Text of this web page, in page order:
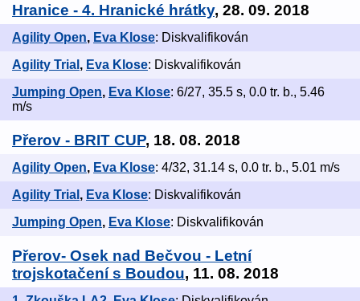
Hranice - 4. Hranické hrátky, 28. 09. 2018
Agility Open, Eva Klose: Diskvalifikován
Agility Trial , Eva Klose: Diskvalifikován
Jumping Open, Eva Klose: 6/27, 35.5 s, 0.0 tr. b., 5.46
m/s
Přerov - BRIT CUP, 18. 08. 2018
Agility Open, Eva Klose: 4/32, 31.14 s, 0.0 tr. b., 5.01 m/s
Agility Trial , Eva Klose: Diskvalifikován
Jumping Open, Eva Klose: Diskvalifikován
Přerov- Osek nad Bečvou - Letní
trojskotačení s Boudou, 11. 08. 2018